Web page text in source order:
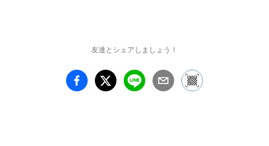
4か月にわたり、市原に
滞在。石碑や遺構のリサ
友達とシェアしましょう！